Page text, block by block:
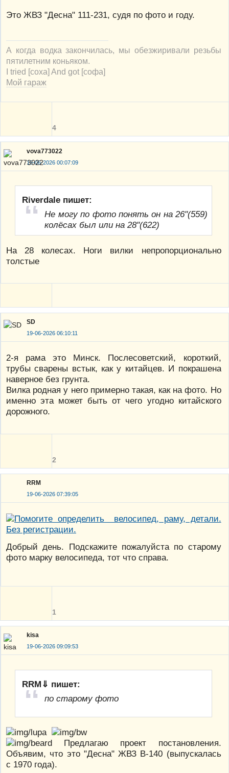
Это ЖВЗ "Десна" 111-231, судя по фото и году.
А когда водка закончилась, мы обезжиривали резьбы
пятилетним коньяком.
I tried [соха] And got [софа]
Мой гараж
4
vova773022
19-06-2026 00:07:09
Riverdale пишет:
Не могу по фото понять он на 26"(559)
колёсах был или на 28"(622)
На 28 колесах. Ноги вилки непропорционально
толстые
SD
19-06-2026 06:10:11
2-я рама это Минск. Послесоветский, короткий,
трубы сварены встык, как у китайцев. И покрашена
наверное без грунта.
Вилка родная у него примерно такая, как на фото. Но
именно эта может быть от чего угодно китайского
дорожного.
2
RRM
19-06-2026 07:39:05
Добрый день. Подскажите пожалуйста по старому
фото марку велосипеда, тот что справа.
1
kisa
19-06-2026 09:09:53
RRM⇓ пишет:
по старому фото
Предлагаю проект постановления.
Объявим, что это "Десна" ЖВЗ В-140 (выпускалась
с 1970 года).